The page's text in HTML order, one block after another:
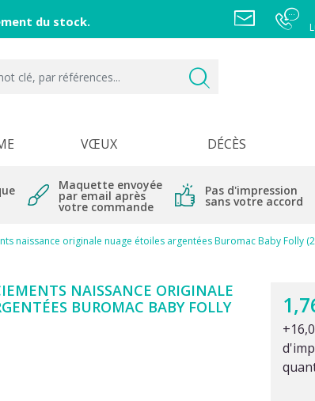
du stock.
VŒUX DÉCÈS
Maquette envoyée
par email après
votre commande
Pas d'impression
sans votre accord
naissance originale nuage étoiles argentées Buromac Baby Folly
NAISSANCE ORIGINALE
BUROMAC BABY FOLLY